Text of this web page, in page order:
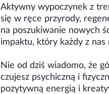
Aktywny wypoczynek z
się w ręce przyrody,
na poszukiwanie nowych
impaktu, który każdy z nas
Nie od dziś wiadomo, że
czujesz psychiczną i
pozytywną energią i